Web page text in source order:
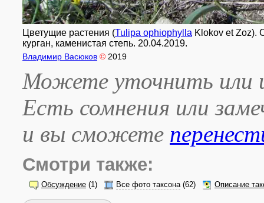
Цветущие растения (Tulipa ophiophylla Klokov et Zoz).
курган, каменистая степь. 20.04.2019.
Владимир Васюков © 2019
Можете уточнить или
Есть сомнения или
и вы сможете
Смотри также:
Обсуждение (1) Все фото таксона(62) Описание